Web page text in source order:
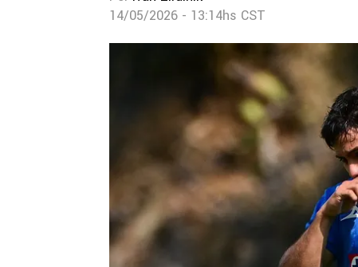
14/05/2026 - 13:14hs CST